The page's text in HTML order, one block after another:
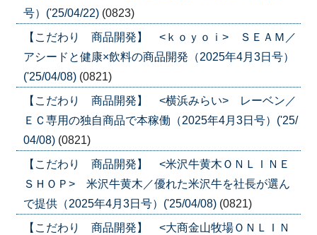
号）('25/04/22) (0823)
【こだわり 商品開発】 <ｋｏｙｏｉ> ＳＥＡＭ／
アシードと健康×飲料の商品開発（2025年4月3日号）
('25/04/08) (0821)
【こだわり 商品開発】 <横浜みらい> レーベン／
ＥＣ専用の独自商品で本稼働（2025年4月3日号）('25/
04/08) (0821)
【こだわり 商品開発】 <米沢牛黄木ＯＮＬＩＮＥ
ＳＨＯＰ> 米沢牛黄木／優れた米沢牛を社長が選ん
で提供（2025年4月3日号）('25/04/08) (0821)
【こだわり 商品開発】 <大商金山牧場ＯＮＬＩＮ